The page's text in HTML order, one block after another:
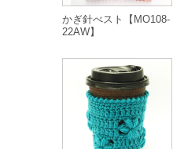
かぎ針べスト【MO108-
22AW】